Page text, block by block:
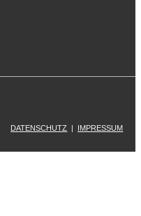
DATENSCHUTZ | IMPRESSUM